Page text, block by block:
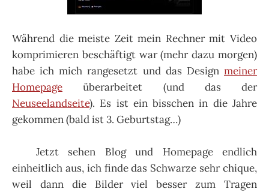
Während die meiste Zeit mein Rechner mit Video
komprimieren beschäftigt war (mehr dazu morgen)
habe ich mich rangesetzt und das Design meiner
Homepage überarbeitet (und das der
Neuseelandseite). Es ist ein bisschen in die Jahre
gekommen (bald ist 3. Geburtstag…)
Jetzt sehen Blog und Homepage endlich
einheitlich aus, ich finde das Schwarze sehr chique,
weil dann die Bilder viel besser zum Tragen